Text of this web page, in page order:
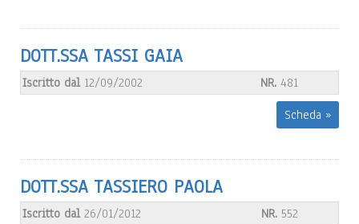
DOTT.SSA TASSI GAIA
Iscritto dal 12/09/2002 NR. 481
Scheda »
DOTT.SSA TASSIERO PAOLA
Iscritto dal 26/01/2012 NR. 552